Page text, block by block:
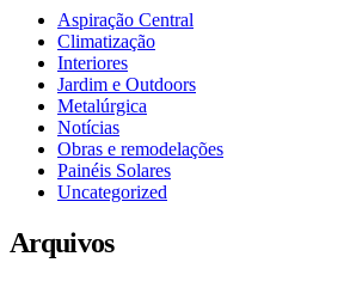
Aspiração Central
Climatização
Interiores
Jardim e Outdoors
Metalúrgica
Notícias
Obras e remodelações
Painéis Solares
Uncategorized
Arquivos